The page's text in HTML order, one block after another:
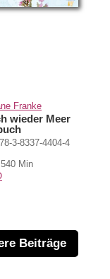
Franke
wieder Meer
3-8337-4404-4
Min
Beiträge